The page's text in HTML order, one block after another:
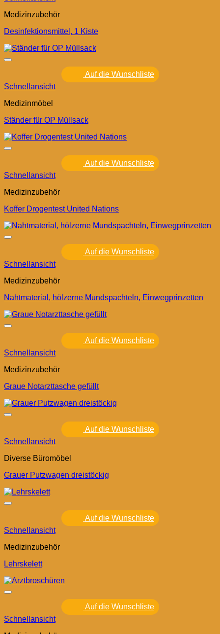
Medizinzubehör
Desinfektionsmittel, 1 Kiste
Auf die Wunschliste
Schnellansicht
Medizinmöbel
Ständer für OP Müllsack
Auf die Wunschliste
Schnellansicht
Medizinzubehör
Koffer Drogentest United Nations
Auf die Wunschliste
Schnellansicht
Medizinzubehör
Nahtmaterial, hölzerne Mundspachteln, Einwegprinzetten
Auf die Wunschliste
Schnellansicht
Medizinzubehör
Graue Notarzttasche gefüllt
Auf die Wunschliste
Schnellansicht
Diverse Büromöbel
Grauer Putzwagen dreistöckig
Auf die Wunschliste
Schnellansicht
Medizinzubehör
Lehrskelett
Auf die Wunschliste
Schnellansicht